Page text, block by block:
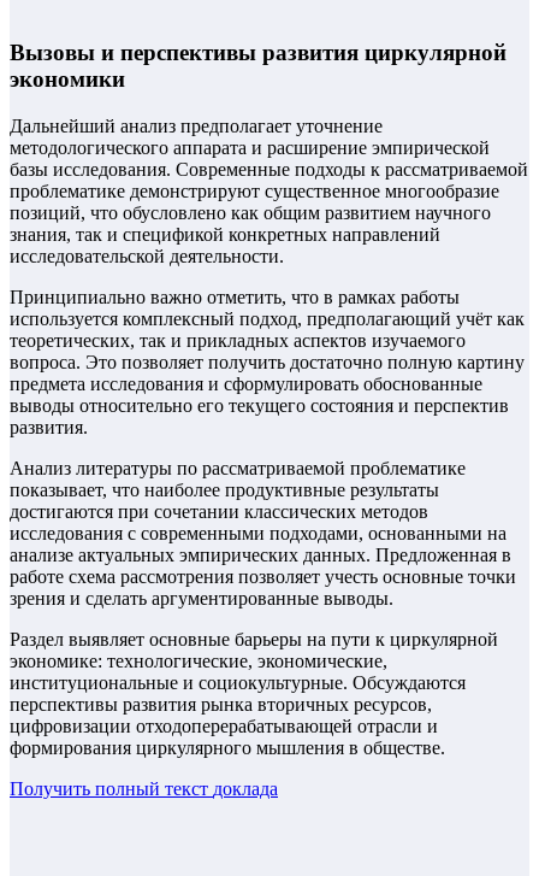
Вызовы и перспективы развития циркулярной
экономики
Дальнейший анализ предполагает уточнение
методологического аппарата и расширение эмпирической
базы исследования. Современные подходы к рассматриваемой
проблематике демонстрируют существенное многообразие
позиций, что обусловлено как общим развитием научного
знания, так и спецификой конкретных направлений
исследовательской деятельности.
Принципиально важно отметить, что в рамках работы
используется комплексный подход, предполагающий учёт как
теоретических, так и прикладных аспектов изучаемого
вопроса. Это позволяет получить достаточно полную картину
предмета исследования и сформулировать обоснованные
выводы относительно его текущего состояния и перспектив
развития.
Анализ литературы по рассматриваемой проблематике
показывает, что наиболее продуктивные результаты
достигаются при сочетании классических методов
исследования с современными подходами, основанными на
анализе актуальных эмпирических данных. Предложенная в
работе схема рассмотрения позволяет учесть основные точки
зрения и сделать аргументированные выводы.
Раздел выявляет основные барьеры на пути к циркулярной
экономике: технологические, экономические,
институциональные и социокультурные. Обсуждаются
перспективы развития рынка вторичных ресурсов,
цифровизации отходоперерабатывающей отрасли и
формирования циркулярного мышления в обществе.
Получить полный текст доклада